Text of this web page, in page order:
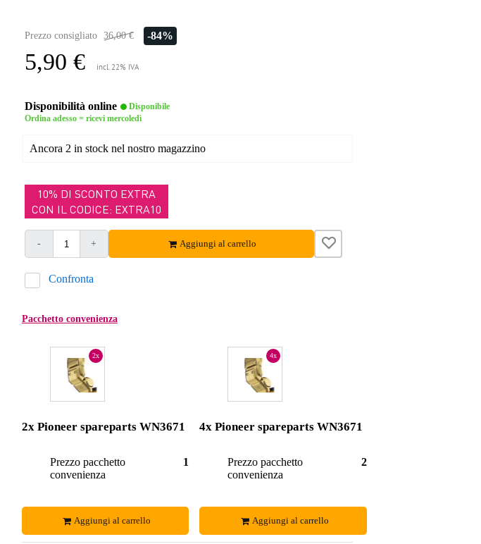
Prezzo consigliato 36,00 € -84%
5,90 € incl. 22% IVA
Disponibilità online
Disponibile
Ordina adesso = ricevi mercoledì
Ancora 2 in stock nel nostro magazzino
10% DI SCONTO EXTRA
CON IL CODICE: EXTRA10
- + Aggiungi al carrello
Confronta
Pacchetto convenienza
2x
2x Pioneer spareparts WN3671
Prezzo pacchetto
convenienza
11,80 €
Aggiungi al carrello
4x
4x Pioneer spareparts WN3671
Prezzo pacchetto
convenienza
23,60 €
Aggiungi al carrello